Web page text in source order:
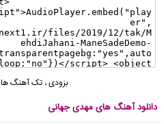
بزودی، تک آهنگ ها
دانلود آهنگ های مهدی جهانی